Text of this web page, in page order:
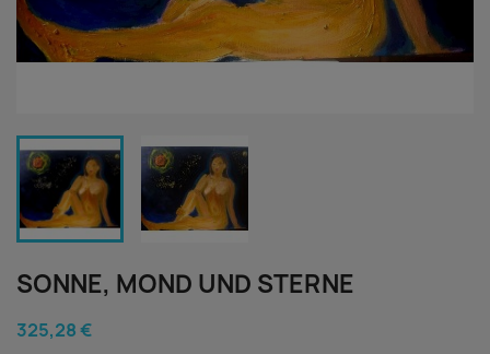
SONNE, MOND UND STERNE
325,28 €